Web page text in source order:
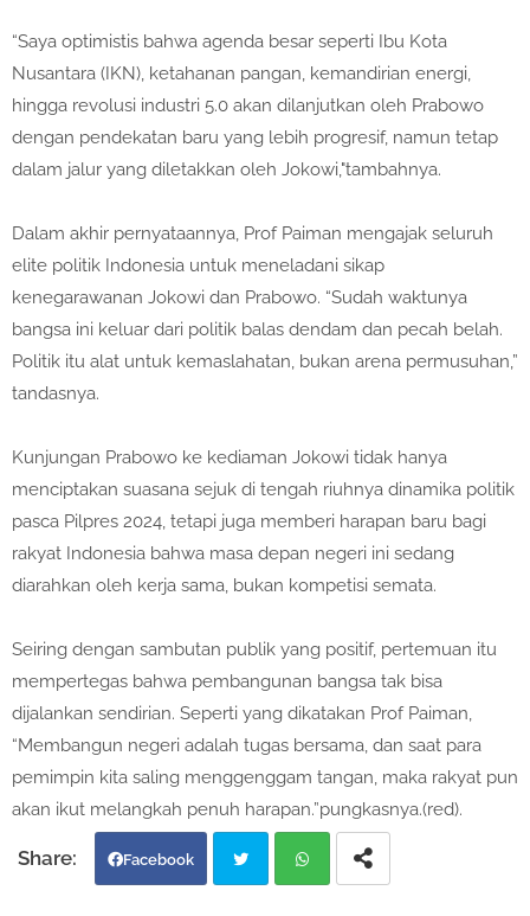
“Saya optimistis bahwa agenda besar seperti Ibu Kota
Nusantara (IKN), ketahanan pangan, kemandirian energi,
hingga revolusi industri 5.0 akan dilanjutkan oleh Prabowo
dengan pendekatan baru yang lebih progresif, namun tetap
dalam jalur yang diletakkan oleh Jokowi,"tambahnya.
Dalam akhir pernyataannya, Prof Paiman mengajak seluruh
elite politik Indonesia untuk meneladani sikap
kenegarawanan Jokowi dan Prabowo. “Sudah waktunya
bangsa ini keluar dari politik balas dendam dan pecah belah.
Politik itu alat untuk kemaslahatan, bukan arena permusuhan,”
tandasnya.
Kunjungan Prabowo ke kediaman Jokowi tidak hanya
menciptakan suasana sejuk di tengah riuhnya dinamika politik
pasca Pilpres 2024, tetapi juga memberi harapan baru bagi
rakyat Indonesia bahwa masa depan negeri ini sedang
diarahkan oleh kerja sama, bukan kompetisi semata.
Seiring dengan sambutan publik yang positif, pertemuan itu
mempertegas bahwa pembangunan bangsa tak bisa
dijalankan sendirian. Seperti yang dikatakan Prof Paiman,
“Membangun negeri adalah tugas bersama, dan saat para
pemimpin kita saling menggenggam tangan, maka rakyat pun
akan ikut melangkah penuh harapan.”pungkasnya.(red).
Facebook